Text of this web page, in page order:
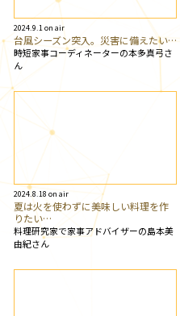
2024.9.1 on air
台風シーズン突入。災害に備えたい…
時短家事コーディネーターの本多真弓さ
ん
2024.8.18 on air
夏は火を使わずに美味しい料理を作
りたい…
料理研究家で家事アドバイザーの島本美
由紀さん